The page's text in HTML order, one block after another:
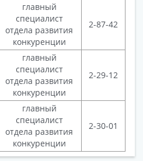
главный
специалист
отдела развития
конкуренции
2-87-42
главный
специалист
отдела развития
конкуренции
2-29-12
главный
специалист
отдела развития
конкуренции
2-30-01